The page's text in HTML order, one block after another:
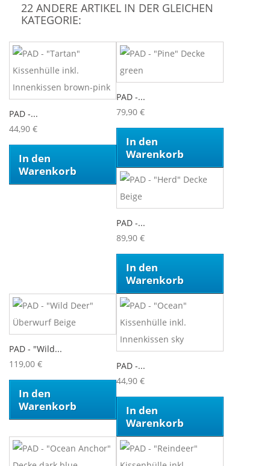
22 ANDERE ARTIKEL IN DER GLEICHEN
KATEGORIE:
PAD -...
44,90 €
In den
Warenkorb
PAD -...
79,90 €
In den
Warenkorb
PAD -...
89,90 €
In den
Warenkorb
PAD - "Wild...
119,00 €
In den
Warenkorb
PAD -...
44,90 €
In den
Warenkorb